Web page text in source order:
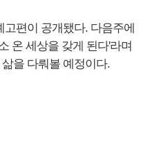
편이 공개됐다. 다음주에
온 세상을 갖게 된다'라며
을 다뤄볼 예정이다.